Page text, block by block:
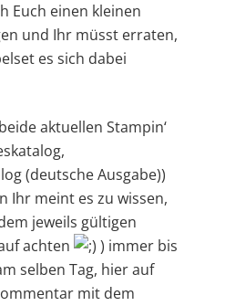
Euch einen kleinen
und Ihr müsst erraten,
es sich dabei
aktuellen Stampin‘
(deutsche Ausgabe))
Ihr meint es zu wissen,
jeweils gültigen
achten
) immer bis
selben Tag, hier auf
mit dem